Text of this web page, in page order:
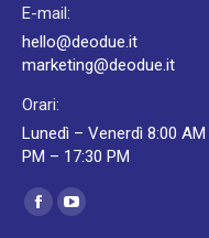
E-mail:
hello@deodue.it
marketing@deodue.it
Orari:
Lunedì – Venerdì 8:00
PM – 17:30 PM
Ci puoi trovare su:
FacebookYouTube